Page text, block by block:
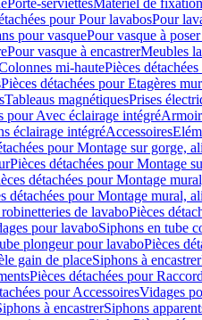
Porte-serviettesMatériel de fixation
pour Pour lavabosPour
pour vasquePour vasque à
Pour vasque à encastrerMeubles
mi-hautePièces
Pièces détachées pour Etagères
Tableaus magnétiquesPrises
pour Avec éclairage intégré
éclairage intégréAccessoires
pour Montage sur gorge,
Pièces détachées pour Montage
détachées pour Montage
détachées pour Montage mural,
de lavaboPièces
pour lavaboSiphons en tube
plongeur pour lavaboPièces
gain de placeSiphons à encastrer
Pièces détachées pour
pour AccessoiresVidages
à encastrerSiphons